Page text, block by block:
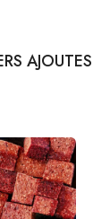
AJOUTES